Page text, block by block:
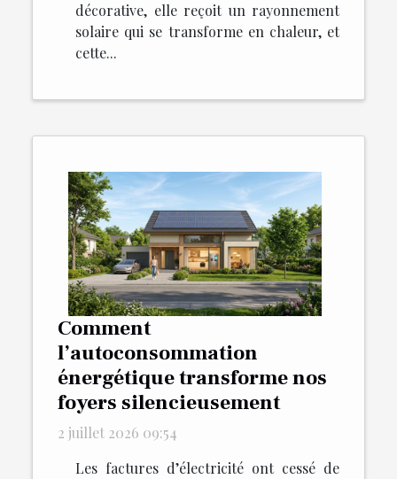
décorative, elle reçoit un rayonnement
solaire qui se transforme en chaleur, et
cette...
Comment
l’autoconsommation
énergétique transforme nos
foyers silencieusement
2 juillet 2026 09:54
Les factures d’électricité ont cessé de